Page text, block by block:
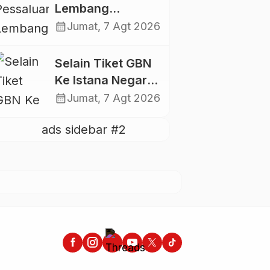
Kawasan Hutan
Lembang
Gandangbatu
Jalan Kabupaten
calendar_monthJumat, 7 Agt 2026
Selain Tiket GBN
Ke Istana Negara,
Mahasiswa UKI
juga Lolos ke
calendar_monthJumat, 7 Agt 2026